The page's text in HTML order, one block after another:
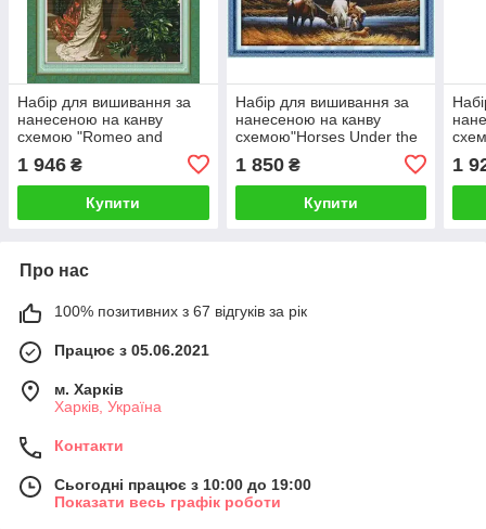
Набір для вишивання за
нанесеною на канву
схемою "Romeo and
Juliet". AIDA 14CT printed
59*71 см
1 946 ₴
Купити
Набір для вишивання за
нанесеною на канву
схемою"Horses Under the
14CT printed 71*56 см
1 850₴
Купити
см
1
Про нас
100% позитивних з 67 відгуків за рік
Працює з 05.06.2021
м. Харків
Харків, Україна
Контакти
Сьогодні працює з 10:00 до 19:00
Показати весь графік роботи